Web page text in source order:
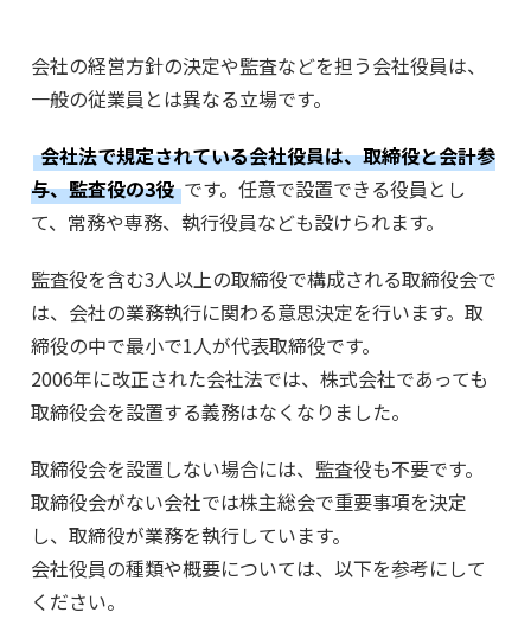
会社の経営方針の決定や監査などを担う会社役員は、
一般の従業員とは異なる立場です。
会社法で規定されている会社役員は、取締役と会計参
与、監査役の3役 です。任意で設置できる役員とし
て、常務や専務、執行役員なども設けられます。
監査役を含む3人以上の取締役で構成される取締役会で
は、会社の業務執行に関わる意思決定を行います。取
締役の中で最小で1人が代表取締役です。
2006年に改正された会社法では、株式会社であっても
取締役会を設置する義務はなくなりました。
取締役会を設置しない場合には、監査役も不要です。
取締役会がない会社では株主総会で重要事項を決定
し、取締役が業務を執行しています。
会社役員の種類や概要については、以下を参考にして
ください。